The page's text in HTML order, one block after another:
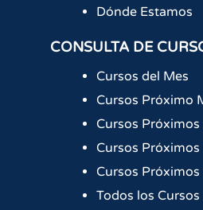
Dónde Estamos
CONSULTA DE
Cursos del Mes
Cursos Próximo
Cursos Próximos
Cursos Próximos
Cursos Próximos
Todos los Cursos